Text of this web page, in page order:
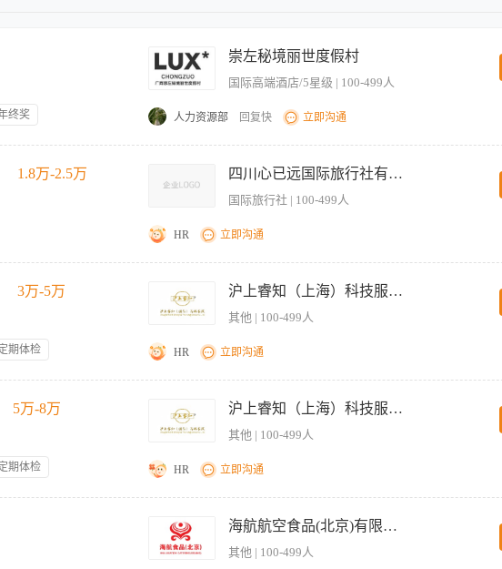
终奖
崇左秘境丽世度假村
国际高端酒店/5星级 | 100-499人
人力资源部 回复快 立即沟通
如水位、天气等），发现异常及时上报。 协助处理水上突发情况，配合开展应急处置与救援工作。 配
级交办的其他相关工作。 【工作要求】 基本条件：熟悉水域环境，具备良好的游泳能力与水上作业经
船、渡轮等经验者优先；具备基本救生技能。 职业素养：安全意识强，服务意识好，能适应户外及水
人进行良好互动。 工作态度：服从部门统一管理，工作认真负责，具备团队协作精神。 【工作时间】 月
个b班半天 月休约10天 【薪资构成】 基础薪资+竹筏提成（按单）+好评提成+工龄津贴
1.8万-2.5万 四川心已远国际旅行社有限公司
国际旅行社 | 100-499人
HR 立即沟通
休闲娱乐、高端酒吧、宾客礼遇等全业态。岗位对标国际五星服务标准，服务高净值精英客群，负责
造铁路文旅高端服务体验，是整趟专列的服务总负责人。 二、岗位职责 1、全盘运营统筹：全面负责豪
餐饮、休闲康乐、吧台酒水、VIP礼遇等所有车上服务板块，搭建标准化高端服务流程，统一全车服务
饮服务等全员团队的排班、岗前培训、日常督导、服务质检与绩效考核，规范岗位作业标准，解决团队
资源对接：常态化对接铁路局列车组、随车工作人员、地面接待团队等内外资源，协调车辆设施、行程
客体验管控：直面高端VIP客群，统筹处理宾客高端定制需求、行程咨询、服务升级、客诉及各类突
色活动落地：结合川蜀文旅特色与高端客群定位，策划并落地随车品鉴会、文化雅集、休闲互动、主
体验感。 7、服务体系优化：复盘每趟专列运营数据与客户反馈，持续优化服务SOP、服务细节、礼遇
高端服务管理等相关专业优先，具备扎实的高端服务管理认知。 3、核心硬性要求：拥有国际五星级酒
多业态协同作业。 6、拥有高端服务品牌思维，擅长搭建标准化高端服务体系，注重细节、追求品质
，接受阶段性出差，身体健康，持有有效健康证，无不良从业记录。 8、双语能力优秀、有涉外高端服
（底薪+管理绩效），综合年薪20W-30W 2、基础保障：入职缴纳五险、带薪年假、法定节假日福利 3、
3万-5万
期体检
沪上睿知（上海）科技服务有限公司
其他 | 100-499人
HR 立即沟通
质岗位。 二、工作职责 1. 日常事务统筹：负责日常行程规划、日程提醒、时间管理，合理排布各类
。 2. 生活事务协助：对接处理各类私人生活事宜，包含出行、食宿、物资整理、琐事对接等，做好全方
息的收集、整理、分类、归档，做到账目清晰、资料齐全、随时可查。 4. 对外对接沟通：对接各类合
反馈结果，妥善处理各类突发小事。 5. 临时工作协助：配合完成负责人交办的其他临时性、机动性辅
龄23–40岁，形象干净得体，气质大方，懂礼仪、有眼力见，情商高、沟通流畅自然。 2. 能力要求：做
擅长多任务统筹，抗压能力良好。 3. 职业特质：守密意识极强，做事严谨靠谱，不拖沓、不推诿，灵
长期稳定任职。 四、岗位优势 高端稳定岗位，工作环境舒适体面 工作内容纯粹，无销售、无业绩压力
应聘方式 有意向者可直接投递简历，备注「私人助理应聘」，合适者将安排沟通面试。
5万-8万
期体检
沪上睿知（上海）科技服务有限公司
其他 | 100-499人
HR 立即沟通
1. 日常事务统筹：负责日常行程规划、日程提醒、时间管理，合理排布各类预约、出行、会议安排，
处理各类私人生活事宜，包含出行、食宿、物资整理、琐事对接等，做好全方位后勤保障。 3. 信息整理
归档，做到账目清晰、资料齐全、随时可查。 4. 对外对接沟通：对接各类合作人员、服务人员及相关
海航航空食品(北京)有限公司
其他 | 100-499人